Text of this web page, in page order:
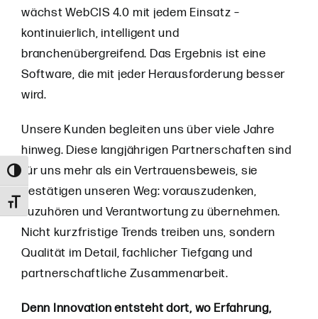
Umschalten auf hohe Kontraste
Schrift vergrößern
wächst WebCIS 4.0 mit jedem Einsatz –
kontinuierlich, intelligent und
branchenübergreifend. Das Ergebnis ist eine
Software, die mit jeder Herausforderung besser
wird.
Unsere Kunden begleiten uns über viele Jahre
hinweg. Diese langjährigen Partnerschaften sind
für uns mehr als ein Vertrauensbeweis, sie
bestätigen unseren Weg: vorauszudenken,
zuzuhören und Verantwortung zu übernehmen.
Nicht kurzfristige Trends treiben uns, sondern
Qualität im Detail, fachlicher Tiefgang und
partnerschaftliche Zusammenarbeit.
Denn Innovation entsteht dort, wo Erfahrung,